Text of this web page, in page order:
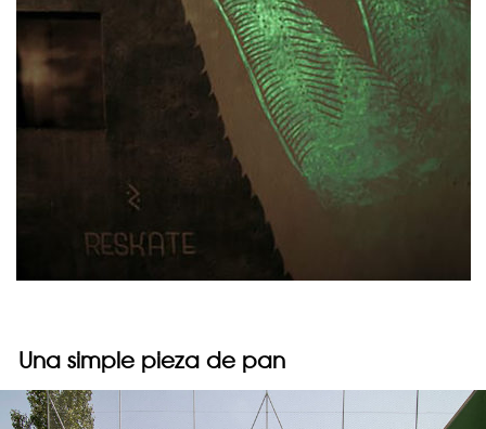
Una simple pieza de pan